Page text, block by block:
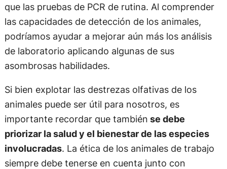
que las pruebas de PCR de rutina. Al comprender
las capacidades de detección de los animales,
podríamos ayudar a mejorar aún más los análisis
de laboratorio aplicando algunas de sus
asombrosas habilidades.
Si bien explotar las destrezas olfativas de los
animales puede ser útil para nosotros, es
importante recordar que también se debe
priorizar la salud y el bienestar de las especies
involucradas. La ética de los animales de trabajo
siempre debe tenerse en cuenta junto con